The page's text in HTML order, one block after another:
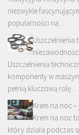
niezwykle
popularności na …
Uszczelnienia
niezawodności
Uszczelnienia
komponenty w
pełnią kluczową rolę …
Krem na noc
Krem na noc
który działa podczas